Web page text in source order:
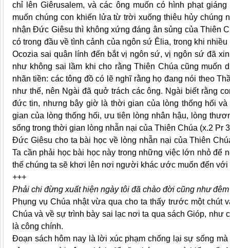
chỉ lên Giêrusalem, và các ông muốn có hình phạt
muốn chúng con khiến lửa từ trời xuống thiêu hủy chúng
nhận Đức Giêsu thì không xứng đáng ân sủng của Thiên
có trong đầu về tình cảnh của ngôn sứ Êlia, trong khi
Ocozia sai quân lính đến bắt vị ngôn sứ, vị ngôn sứ đã
như không sai lầm khi cho rằng Thiên Chúa cũng muốn
nhãn tiền: các tông đồ có lẽ nghĩ rằng họ đang nói theo
như thế, nên Ngài đã quở trách các ông. Ngài biết rằng
đức tin, nhưng bây giờ là thời gian của lòng thống hối
gian của lòng thống hối, ưu tiên lòng nhân hậu, lòng
sống trong thời gian lòng nhẫn nại của Thiên Chúa (x.2 Pr
Đức Giêsu cho ta bài học về lòng nhẫn nại của Thiên
Ta cần phải học bài học này trong những việc lớn nhỏ để
thế chúng ta sẽ khơi lên nơi người khác ước muốn đến
+++
Phải chi đừng xuất hiện ngày tôi đã chào đời cũng như
Phụng vụ Chúa nhật vừa qua cho ta thấy trước một chút
Chúa và về sự trình bày sai lạc nơi ta qua sách Gióp, như
là công chính.
Đoạn sách hôm nay là lời xúc phạm chống lại sự sống